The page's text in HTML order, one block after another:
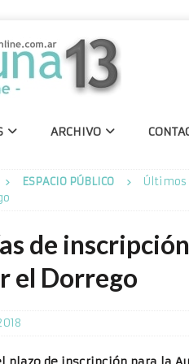
ARCHIVO
ESPACIO PÚBLICO
Últimos
de
el Dorrego